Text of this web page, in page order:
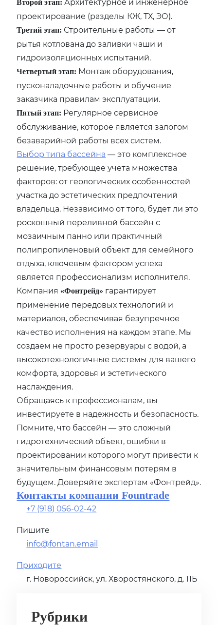
Второй этап:
проектирование (разделы КЖ, ТХ, ЭО).
Третий этап: Строительные работы — от
рытья котлована до заливки чаши и
гидроизоляционных испытаний.
Четвертый этап: Монтаж оборудования,
пусконаладочные работы и обучение
заказчика правилам эксплуатации.
Пятый этап: Регулярное сервисное
обслуживание, которое является залогом
безаварийной работы всех систем.
Выбор типа бассейна — это комплексное
решение, требующее учета множества
факторов: от геологических особенностей
участка до эстетических предпочтений
владельца. Независимо от того, будет ли это
роскошный переливной бассейн с
мозаичным панно или практичный
полипропиленовый объект для семейного
отдыха, ключевым фактором успеха
является профессионализм исполнителя.
Компания «Фонтрейд» гарантирует
применение передовых технологий и
материалов, обеспечивая безупречное
качество исполнения на каждом этапе. Мы
создаем не просто резервуары с водой, а
высокотехнологичные системы для вашего
комфорта, здоровья и эстетического
наслаждения.
Обращаясь к профессионалам, вы
инвестируете в надежность и безопасность.
Помните, что бассейн — это сложный
гидротехнический объект, ошибки в
проектировании которого могут привести к
значительным финансовым потерям в
будущем. Доверяйте экспертам «Фонтрейд».
Контакты компании Fountrade
+7 (918) 056-02-42
Пишите
info@fontan.email
Приходите
г. Новороссийск, ул. Хворостянского, д. 11Б
Рубрики